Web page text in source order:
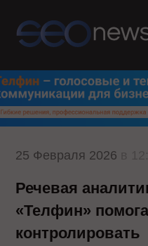
25 Февраля 2026
Речевая
«Телфин»
контролировать